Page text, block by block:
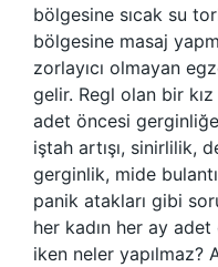
bölgesine sıcak su
bölgesine masaj
zorlayıcı olmayan
gelir. Regl olan bir kız
adet öncesi
iştah artışı, sinirlilik,
gerginlik, mide
panik atakları gibi
her kadın her ay
iken neler yapılmaz?